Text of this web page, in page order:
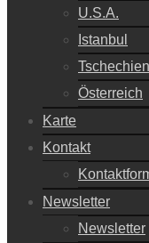
U.S.A.
Istanbul
Tschechien
Österreich
Karte
Kontakt
Newsletter
Newsletter